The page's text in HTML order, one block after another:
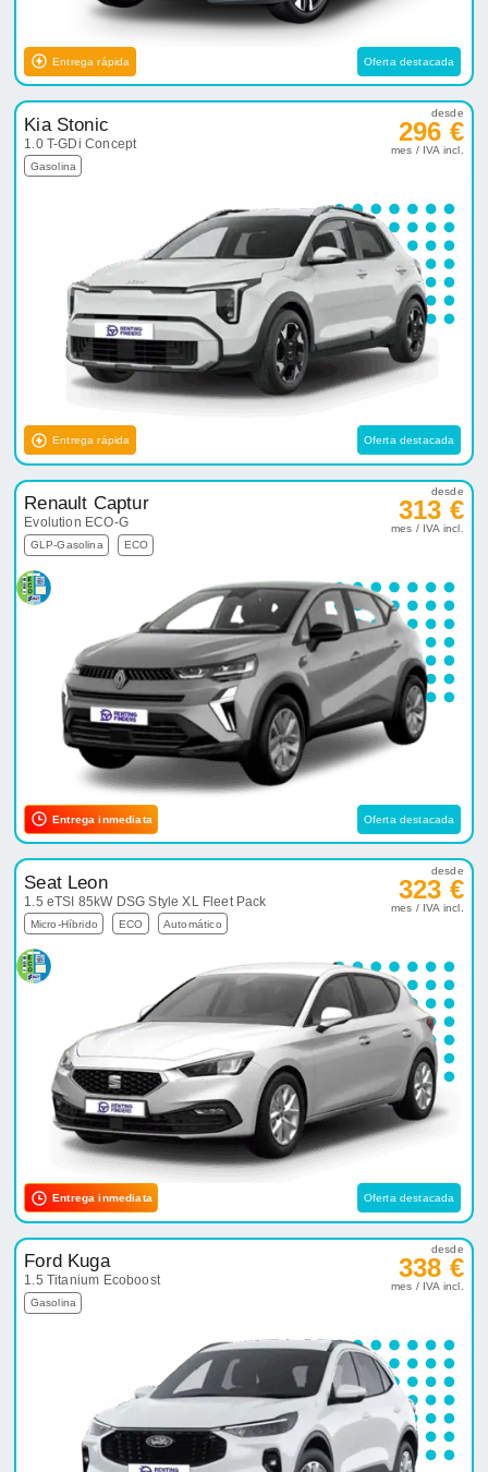
Entrega rápida Oferta destacada
Kia Stonic
1.0 T-GDi Concept
Gasolina
desde
296 €
mes / IVA incl.
Entrega rápida Oferta destacada
Renault Captur
Evolution ECO-G
GLP-Gasolina ECO
desde
313 €
mes / IVA incl.
Entrega inmediata Oferta destacada
Seat Leon
1.5 eTSI 85kW DSG Style XL Fleet Pack
Micro-Híbrido ECO Automático
desde
323 €
mes / IVA incl.
Entrega inmediata Oferta destacada
Ford Kuga
1.5 Titanium Ecoboost
Gasolina
desde
338 €
mes / IVA incl.